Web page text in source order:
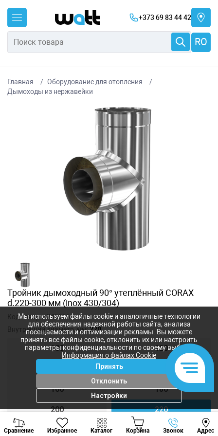
+373 69 83 44 42
RO
Главная
Оборудование для отопления
Дымоходы из нержавейки
Тройник дымоходный 90° утеплённый CORAX
d.220-300 мм (inox 430/304)
Код товара:249966
Внутренний диаметр, мм:220
100 120
160 180
200 220
250 300
Сравнение Избранное Каталог Корзина Звонок Адрес
Viber Whatsapp
Мы используем файлы cookie и аналогичные технологии
для обеспечения надежной работы сайта, анализа
посещаемости и оптимизации рекламы. Вы можете
принять все файлы cookie, отклонить их или настроить
параметры конфиденциальности по своему выбору.
Информация о файлах Cookie
Принять
Отклонить
Настройки